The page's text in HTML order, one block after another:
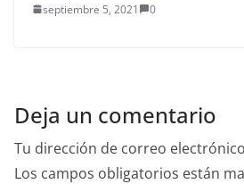
septiembre 5, 2021 0
Deja un comentario
Tu dirección de correo
Los campos obligatorios están